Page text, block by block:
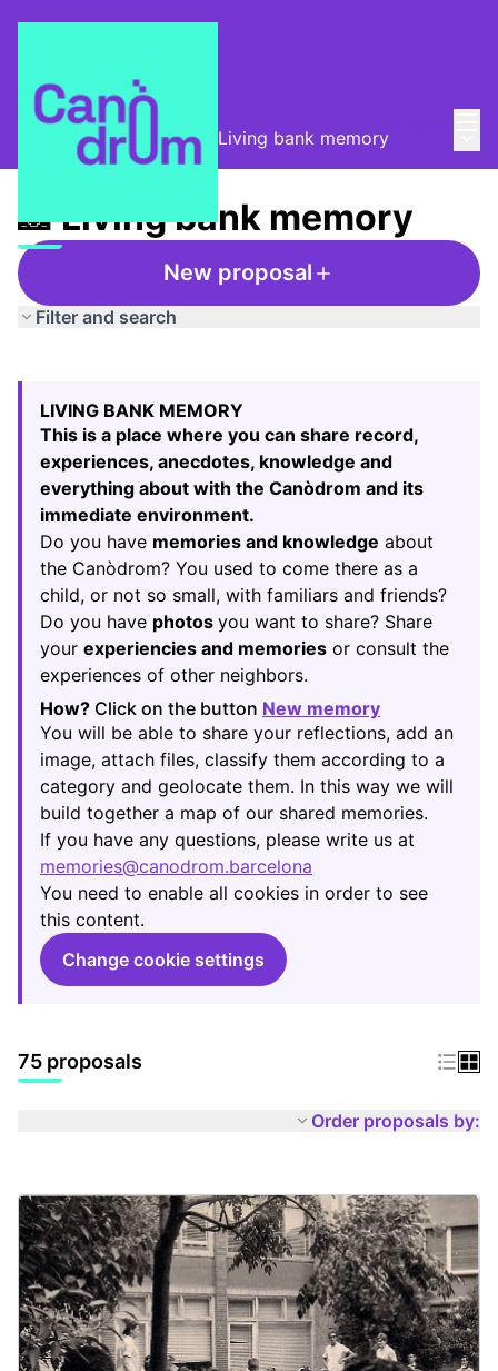
Taula de Memòries / 📸 Living bank memory
📸 Living bank memory
New proposal
Filter and search
−
LIVING BANK MEMORY
This is a place where you can share record,
experiences, anecdotes, knowledge and
everything about with the Canòdrom and its
immediate environment.
Do you have memories and knowledge about
the Canòdrom? You used to come there as a
child, or not so small, with familiars and friends?
Do you have photos you want to share? Share
your experiencies and memories or consult the
experiences of other neighbors.
How? Click on the button New memory
(Opens in
You will be able to share your reflections, add an
image, attach files, classify them according to a
category and geolocate them. In this way we will
build together a map of our shared memories.
If you have any questions, please write us at
memories@canodrom.barcelona
(Opens in new tab)
You need to enable all cookies in order to see
this content.
Change cookie settings
75 proposals
Order proposals by: